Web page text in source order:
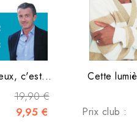
c'est...
19,90 €
9,95 €
Cette
Prix club :